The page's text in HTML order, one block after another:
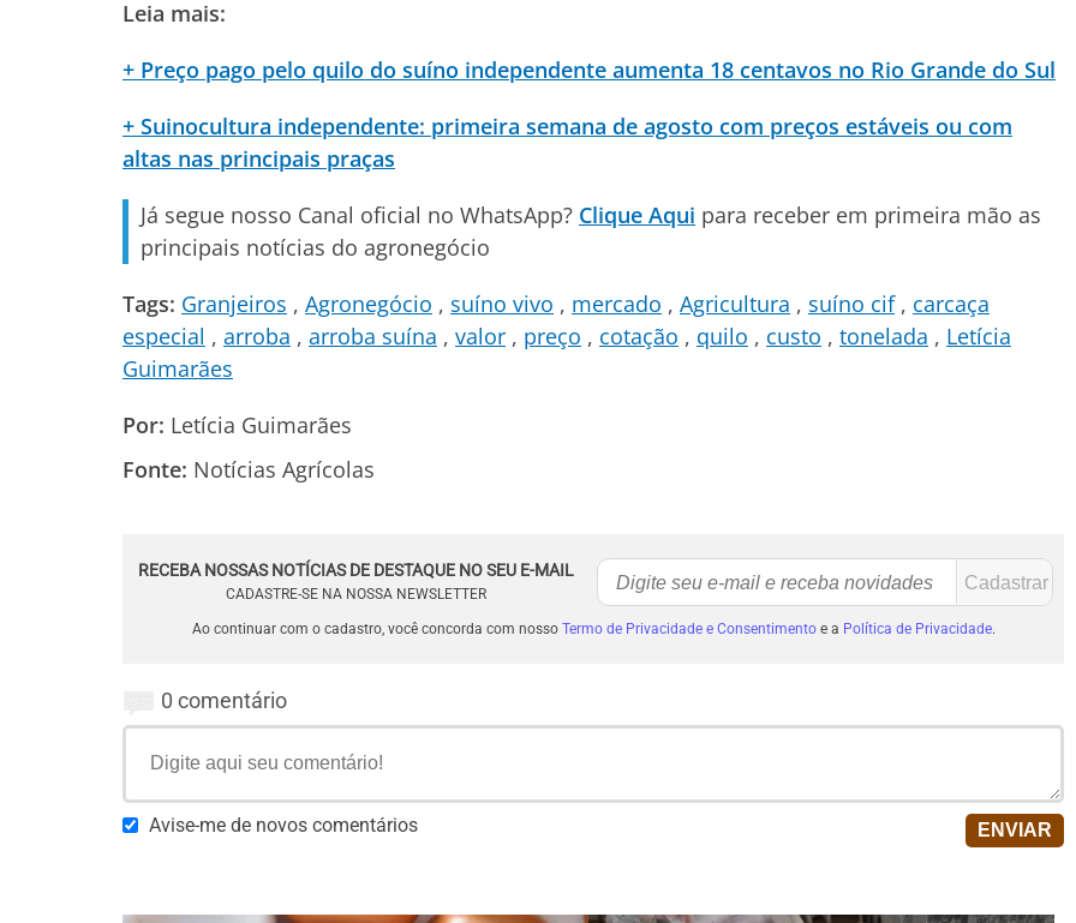
Leia mais:
+ Preço pago pelo quilo do suíno independente aumenta 18 centavos no Rio Grande do Sul
+ Suinocultura independente: primeira semana de agosto com preços estáveis ou com
altas nas principais praças
Já segue nosso Canal oficial no WhatsApp? Clique Aqui para receber em primeira mão as
principais notícias do agronegócio
Tags: Granjeiros Agronegócio suíno vivo mercado Agricultura suíno cif
carcaça
especial
arroba arroba suína valor preço cotação quilo custo tonelada
Letícia
Guimarães
Por: Letícia Guimarães
Fonte: Notícias Agrícolas
RECEBA NOSSAS NOTÍCIAS DE DESTAQUE NO SEU E-MAIL
CADASTRE-SE NA NOSSA NEWSLETTER
Ao continuar com o cadastro, você concorda com nosso Termo de Privacidade e Consentimentoe a Política de Privacidade.
0 comentário
Avise-me de novos comentários